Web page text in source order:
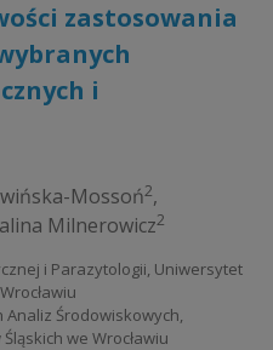
zastosowania
i
Mossoń2,
Milnerowicz2
i Parazytologii, Uniwersytet
Analiz Środowiskowych,
we Wrocławiu